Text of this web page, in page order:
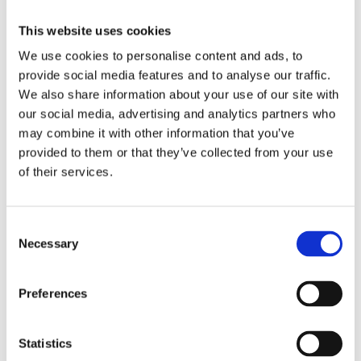
This website uses cookies
We use cookies to personalise content and ads, to
provide social media features and to analyse our traffic.
We also share information about your use of our site with
our social media, advertising and analytics partners who
may combine it with other information that you’ve
provided to them or that they’ve collected from your use
of their services.
Necessary
Preferences
Statistics
MCJ ADJUSTABLE
Electra, Streetglide, Roadglide
2017-2020? Chrome
Z749974
23 495KR
Lägg till i favoriter
Electra, Streetglide, Roadglide
2017-2020?? Black
Z749973
22 765KR
Lägg till i favoriter